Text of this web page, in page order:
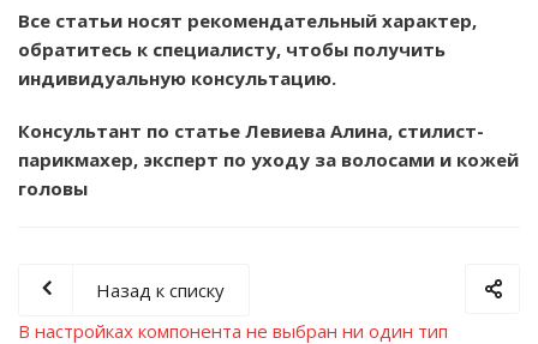
Все статьи носят рекомендательный характер,
обратитесь к специалисту, чтобы получить
индивидуальную консультацию.
Консультант по статье Левиева Алина, стилист-
парикмахер, эксперт по уходу за волосами и кожей
головы
Назад к списку
В настройках компонента не выбран ни один тип